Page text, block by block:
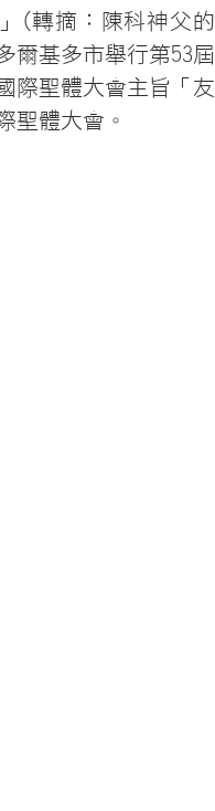
(轉摘：陳科神父的
爾基多市舉行第53屆
際聖體大會主旨「友
聖體大會。